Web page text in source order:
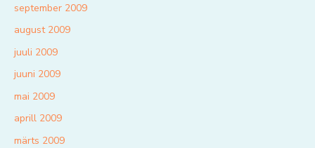
september 2009
august 2009
juuli 2009
juuni 2009
mai 2009
aprill 2009
märts 2009